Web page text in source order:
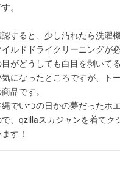
。
すると、少し汚れたら洗濯
ルドドライクリーニングが
がどうしても白目を剥いて
になったところですが、ト
品です。
でいつの日かの夢だったホ
、qzillaスカジャンを着てク
す！